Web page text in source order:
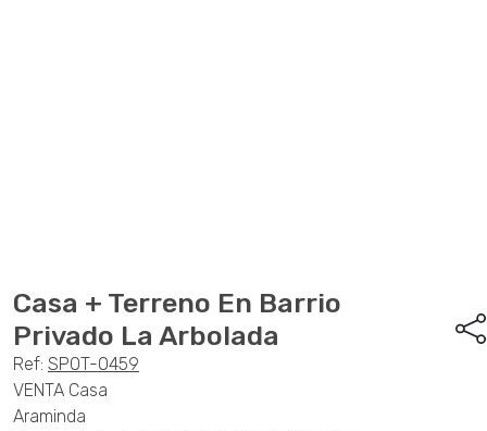
Casa + Terreno En Barrio
Privado La Arbolada
Ref: SPOT-0459
VENTA Casa
Araminda